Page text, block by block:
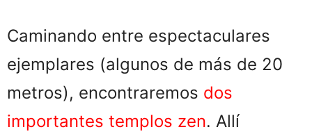
Caminando entre espectaculares
ejemplares (algunos de más de 20
metros), encontraremos dos
importantes templos zen. Allí